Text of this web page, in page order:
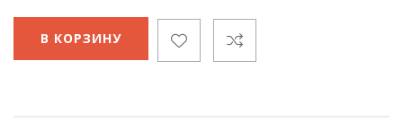
В КОРЗИНУ